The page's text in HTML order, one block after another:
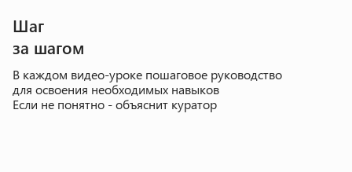
Шаг
за шагом
В каждом видео-уроке пошаговое руководство
для освоения необходимых навыков
Если не понятно - объяснит куратор